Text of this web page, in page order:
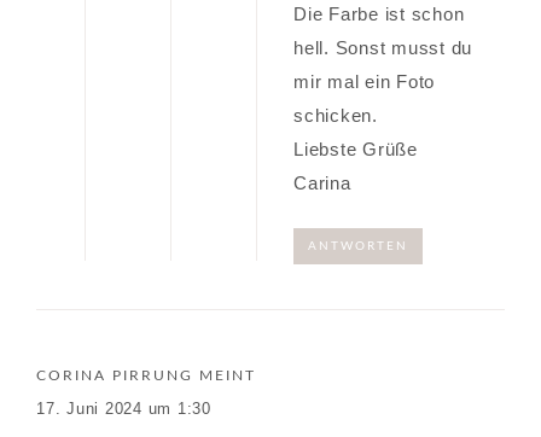
Die Farbe ist schon
hell. Sonst musst du
mir mal ein Foto
schicken.
Liebste Grüße
Carina
ANTWORTEN
CORINA PIRRUNG MEINT
17. Juni 2024 um 1:30